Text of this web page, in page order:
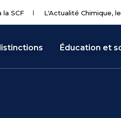
la SCF L'Actualité Chimique,
Éducation et